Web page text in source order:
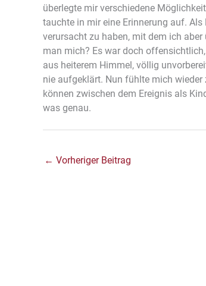
überlegte mir verschiedene
tauchte in mir eine Erinnerung auf.
verursacht zu haben, mit dem ich
man mich? Es war doch
aus heiterem Himmel, völlig
nie aufgeklärt. Nun fühlte mich
können zwischen dem Ereignis als
was genau.
← Vorheriger Beitrag